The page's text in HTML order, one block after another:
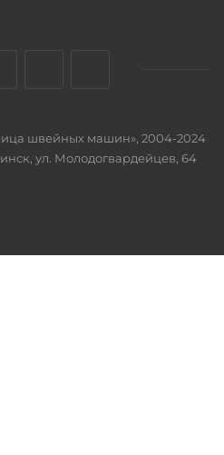
швейных машин», 2004-2024
ул. Молодогвардейцев, 64